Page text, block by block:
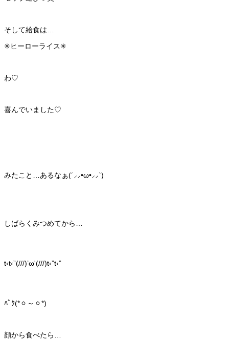
そして給食は…
✳ヒーローライス✳
わ♡
喜んでいました♡
みたこと…あるなぁ(´⸝⸝•ω•⸝⸝`)
しばらくみつめてから…
ŧ‹ŧ‹”(///)’ω'(///)ŧ‹”ŧ‹”
ﾊﾟｸ(*ㆁ～ㆁ*)
顔から食べたら…